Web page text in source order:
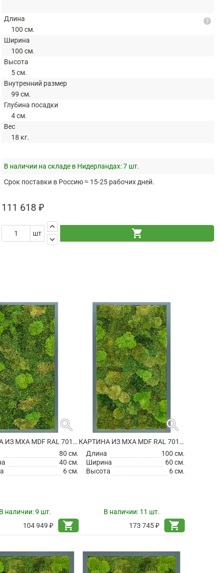
Длина
100 см.
Ширина
100 см.
Высота
5 см.
Внутренний размер
99 см.
Глубина посадки
4 см.
Вес
18 кг.
help
В наличии на складе в Нидерландах:7 шт.
Срок поставки в Россию ≈ 15-25 рабочих дней.
111 618 ₽
шт
keyboard_arrow_up
keyboard_arrow_down
shopping_cart
search
КАРТИНА ИЗ МХА MDF RAL 7016 SATIN GLOSS 20% FLAT AND 80% EXCLUSIVE MOSS (MIX)
80 см.
40 см.
6 см.
наличии:9 шт.
104 949 ₽
shopping_cart
search
КАРТИНА ИЗ МХА MDF RAL 7016 SATIN GLOSS 20% FLAT AND 80% EXCLUSIVE MOSS (MIX)
Длина
100 см.
Ширина
60 см.
Высота
6 см.
В наличии: 11 шт.
173 745 ₽
shopping_cart